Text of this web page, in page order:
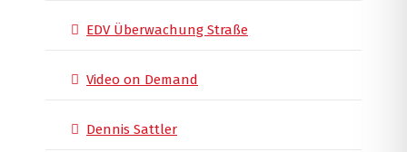
EDV Überwachung Straße
Video on Demand
Dennis Sattler